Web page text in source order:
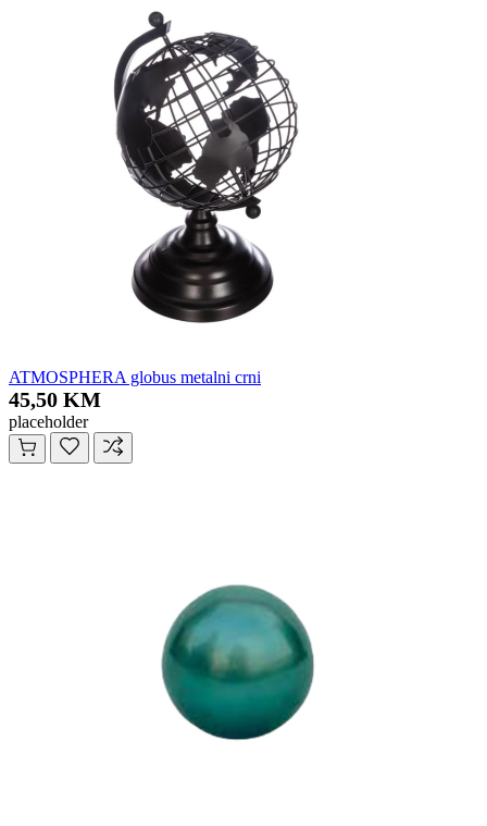
ATMOSPHERA globus metalni crni
45,50 KM
placeholder